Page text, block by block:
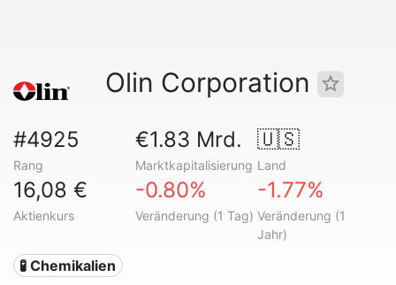
Olin Corporation
#4925
Rang
€1.83 Mrd.
Marktkapitalisierung
🇺🇸
Land
16,08 €
Aktienkurs
-0.80%
Veränderung (1 Tag)
-1.77%
Veränderung (1
Jahr)
🧪 Chemikalien